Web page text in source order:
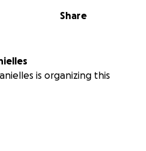
Share
is organizing this